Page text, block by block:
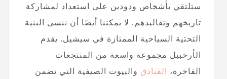
ستلتقي بأشخاص ودودين على استعداد لمشاركة
تاريخهم وتقاليدهم. لا يمكننا أيضًا أن ننسى البنية
التحتية السياحية الممتازة في سيشيل. يقدم
الأرخبيل مجموعة واسعة من المنتجعات
الفاخرة، الفنادق والبيوت الصيفية التي تضمن